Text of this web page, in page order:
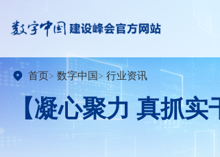
首页 数字中国 行业资讯
【凝心聚力 真抓